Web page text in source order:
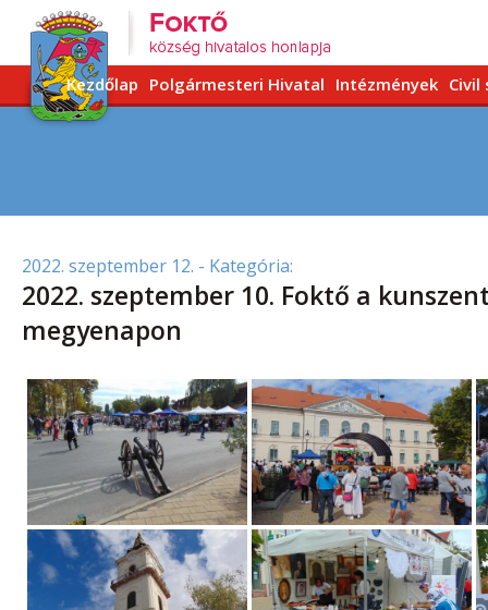
Kezdőlap Polgármesteri Hivatal Intézmények Civil
2022. szeptember 12. - Kategória:
2022. szeptember 10. Foktő a
megyenapon